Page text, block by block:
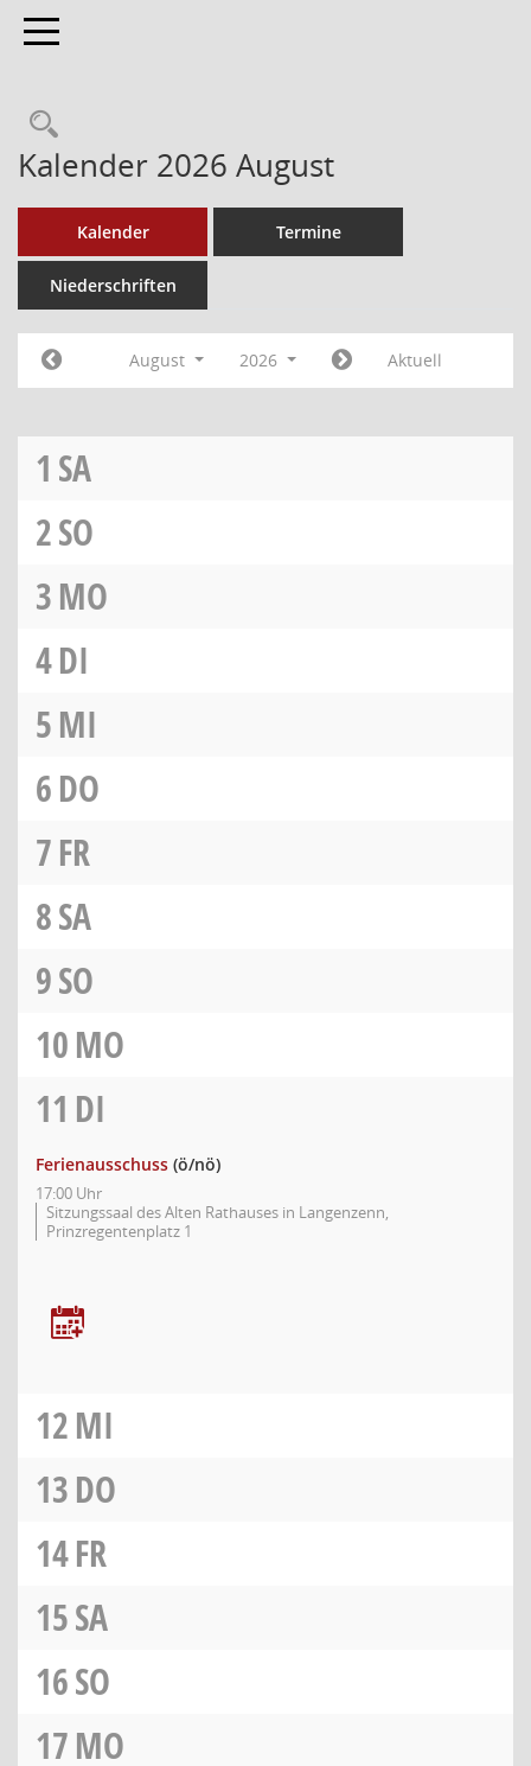
Toggle navigation
Kalender 2026 August
Kalender Termine
Niederschriften
August 2026 Aktuell
1 SA
2SO
3MO
4DI
5MI
6DO
7FR
8SA
9SO
10MO
11 DI
Ferienausschuss (ö/nö)
17:00 Uhr
Sitzungssaal des Alten Rathauses in Langenzenn,
Prinzregentenplatz 1
12MI
13DO
14FR
15SA
16SO
17MO